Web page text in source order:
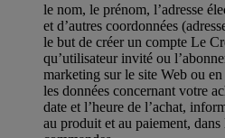
le nom, le prénom, l’adresse
et d’autres coordonnées
le but de créer un compte Le
qu’utilisateur invité ou
marketing sur le site Web ou en
les données concernant votre
date et l’heure de l’achat,
au produit et au paiement,